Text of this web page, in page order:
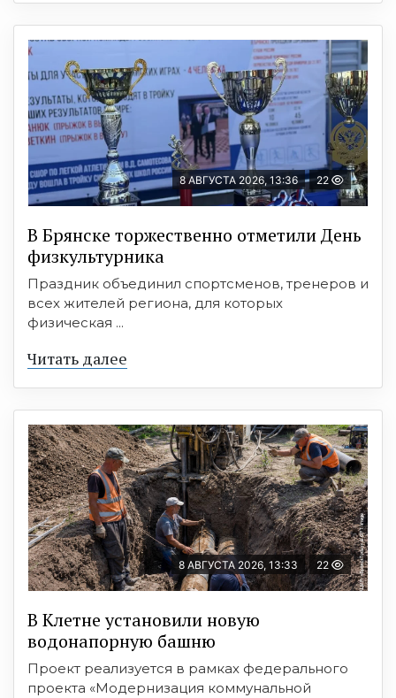
8 АВГУСТА 2026, 13:36 22
В Брянске торжественно отметили День
физкультурника
Праздник объединил спортсменов, тренеров и
всех жителей региона, для которых
физическая ...
Читать далее
8 АВГУСТА 2026, 13:33 22
В Клетне установили новую
водонапорную башню
Проект реализуется в рамках федерального
проекта «Модернизация коммунальной